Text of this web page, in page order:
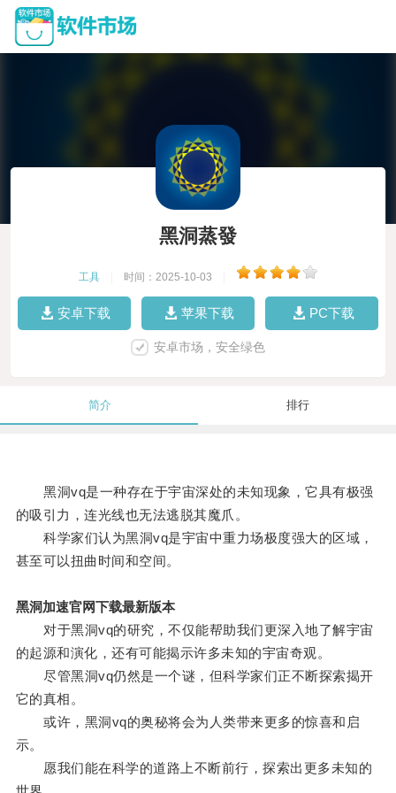
黑洞蒸發
工具 时间：2025-10-03
安卓下载 苹果下载 PC下载
安卓市场，安全绿色
简介 排行
黑洞vq是一种存在于宇宙深处的未知现象，它具有极强
的吸引力，连光线也无法逃脱其魔爪。
科学家们认为黑洞vq是宇宙中重力场极度强大的区域，
甚至可以扭曲时间和空间。
黑洞加速官网下载最新版本
对于黑洞vq的研究，不仅能帮助我们更深入地了解宇宙
的起源和演化，还有可能揭示许多未知的宇宙奇观。
尽管黑洞vq仍然是一个谜，但科学家们正不断探索揭开
它的真相。
或许，黑洞vq的奥秘将会为人类带来更多的惊喜和启
示。
愿我们能在科学的道路上不断前行，探索出更多未知的